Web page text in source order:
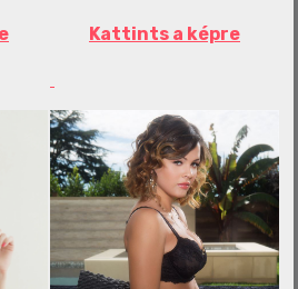
történt, az otthonában
férfit és egy nőt
7, 2026
Kattints a képre